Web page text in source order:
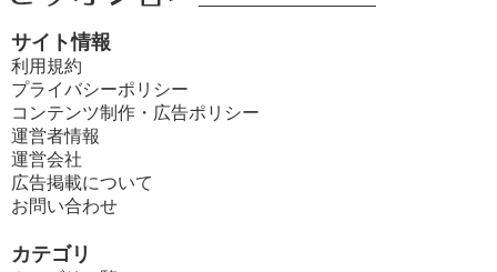
サイト情報
利用規約
プライバシーポリシー
コンテンツ制作・広告ポリシー
運営者情報
運営会社
広告掲載について
お問い合わせ
カテゴリ